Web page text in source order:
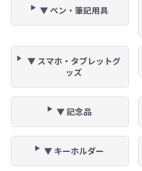
▼ ペン・筆記用具
▼ スマホ・タブレットグ
ッズ
▼ 記念品
▼ キーホルダー